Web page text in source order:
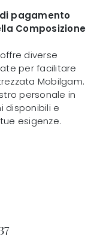
pagamento
Composizione
diverse
per facilitare
Mobilgam.
personale in
disponibili e
esigenze.